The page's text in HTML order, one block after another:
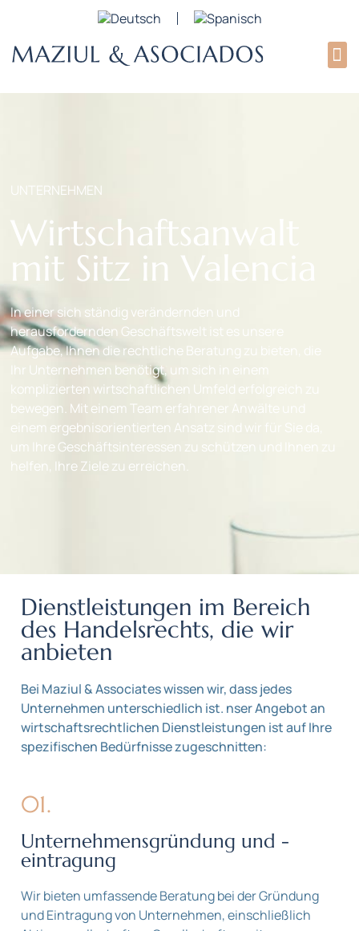
UNTERNEHMEN
Wirtschaftsanwalt
mit Sitz in Valencia
In einer sich ständig verändernden und
herausfordernden Geschäftswelt ist es unsere
Aufgabe, Ihnen die rechtliche Beratung zu bieten, die
Ihr Unternehmen benötigt, um sich in einem
komplizierten wirtschaftlichen Umfeld erfolgreich zu
bewegen. Mit einem Team erfahrener Anwälte und
einem ergebnisorientierten Ansatz sind wir für Sie da,
um Ihre Geschäftsinteressen zu schützen und Ihnen zu
helfen, Ihre Ziele zu erreichen.
Dienstleistungen im Bereich
des Handelsrechts, die wir
anbieten
Bei Maziul & Associates wissen wir, dass jedes
Unternehmen unterschiedlich ist. nser Angebot an
wirtschaftsrechtlichen Dienstleistungen ist auf Ihre
spezifischen Bedürfnisse zugeschnitten:
01.
Unternehmensgründung und -
eintragung
Wir bieten umfassende Beratung bei der Gründung
und Eintragung von Unternehmen, einschließlich